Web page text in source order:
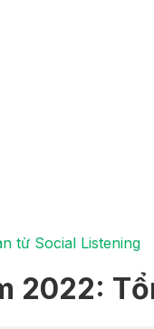
từ Social Listening
2022: